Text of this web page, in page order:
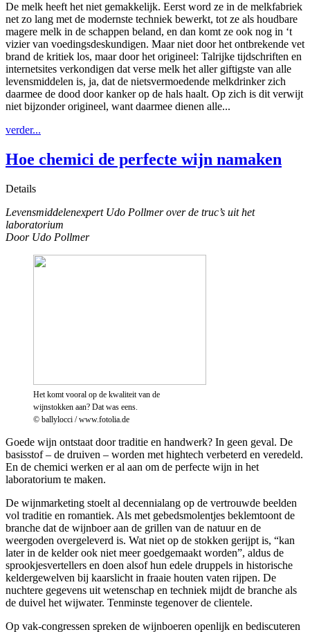
De melk heeft het niet gemakkelijk. Eerst word ze in de melkfabriek
net zo lang met de modernste techniek bewerkt, tot ze als houdbare
magere melk in de schappen beland, en dan komt ze ook nog in ‘t
vizier van voedingsdeskundigen. Maar niet door het ontbrekende vet
brand de kritiek los, maar door het origineel: Talrijke tijdschriften en
internetsites verkondigen dat verse melk het aller giftigste van alle
levensmiddelen is, ja, dat de nietsvermoedende melkdrinker zich
daarmee de dood door kanker op de hals haalt. Op zich is dit verwijt
niet bijzonder origineel, want daarmee dienen alle...
verder...
Hoe chemici de perfecte wijn namaken
Details
Levensmiddelenexpert Udo Pollmer over de truc’s uit het
laboratorium
Door Udo Pollmer
Het komt vooral op de kwaliteit van de
wijnstokken aan? Dat was eens.
© ballylocci / www.fotolia.de
Goede wijn ontstaat door traditie en handwerk? In geen geval. De
basisstof – de druiven – worden met hightech verbeterd en veredeld.
En de chemici werken er al aan om de perfecte wijn in het
laboratorium te maken.
De wijnmarketing stoelt al decennialang op de vertrouwde beelden
vol traditie en romantiek. Als met gebedsmolentjes beklemtoont de
branche dat de wijnboer aan de grillen van de natuur en de
weergoden overgeleverd is. Wat niet op de stokken gerijpt is, “kan
later in de kelder ook niet meer goedgemaakt worden”, aldus de
sprookjesvertellers en doen alsof hun edele druppels in historische
keldergewelven bij kaarslicht in fraaie houten vaten rijpen. De
nuchtere gegevens uit wetenschap en techniek mijdt de branche als
de duivel het wijwater. Tenminste tegenover de clientele.
Op vak-congressen spreken de wijnboeren openlijk en bediscuteren